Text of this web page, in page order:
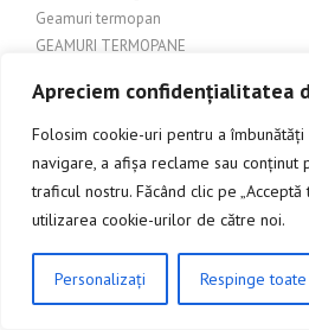
Apreciem confidențialitatea
Folosim cookie-uri pentru a
navigare, a afișa reclame sau conținut
traficul nostru. Făcând clic pe
utilizarea cookie-urilor de către noi.
Personalizați Respinge toate
Geamuri termopan
GEAMURI TERMOPANE
Geografie
GEOMETRIE
Ghiduri și Comparații Produse
Ghiduri și Sfaturi
Gospodărie
Grădină – Pergole
CLICK AICI PENTRU A